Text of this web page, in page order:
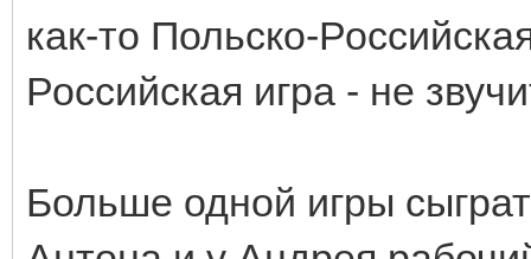
как-то Польско-
Российская игра - не
Больше одной игры